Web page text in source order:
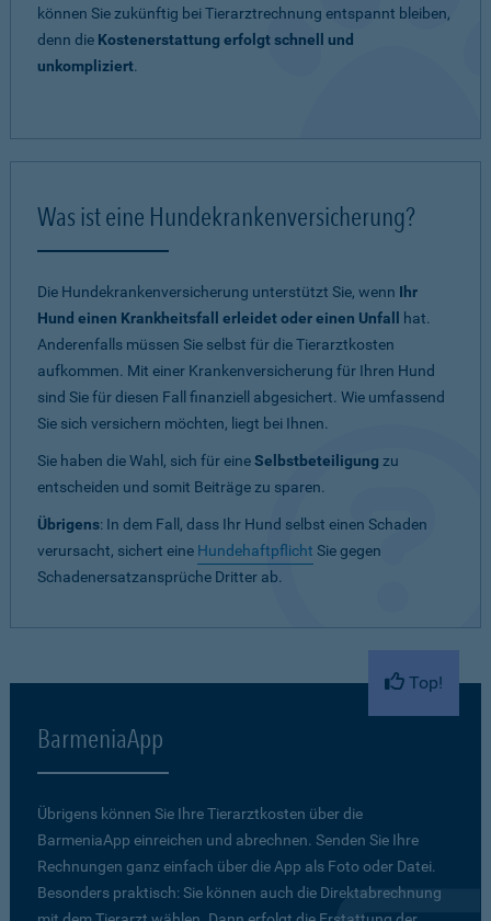
können Sie zukünftig bei Tierarztrechnung entspannt bleiben,
denn die Kostenerstattung erfolgt schnell und
unkompliziert.
Was ist eine Hundekrankenversicherung?
Die Hundekrankenversicherung unterstützt Sie, wenn Ihr
Hund einen Krankheitsfall erleidet oder einen Unfall
hat.
Anderenfalls müssen Sie selbst für die Tierarztkosten
aufkommen. Mit einer Krankenversicherung für Ihren Hund
sind Sie für diesen Fall finanziell abgesichert. Wie umfassend
Sie sich versichern möchten, liegt bei Ihnen.
Sie haben die Wahl, sich für eineSelbstbeteiligung zu
entscheiden und somit Beiträge zu sparen.
Übrigens: In dem Fall, dass Ihr Hund selbst einen Schaden
verursacht, sichert eine Hundehaftpflicht Sie gegen
Schadenersatzansprüche Dritter ab.
Top!
BarmeniaApp
Übrigens können Sie Ihre Tierarztkosten über die
BarmeniaApp einreichen und abrechnen. Senden Sie Ihre
Rechnungen ganz einfach über die App als Foto oder Datei.
Besonders praktisch: Sie können auch die Direktabrechnung